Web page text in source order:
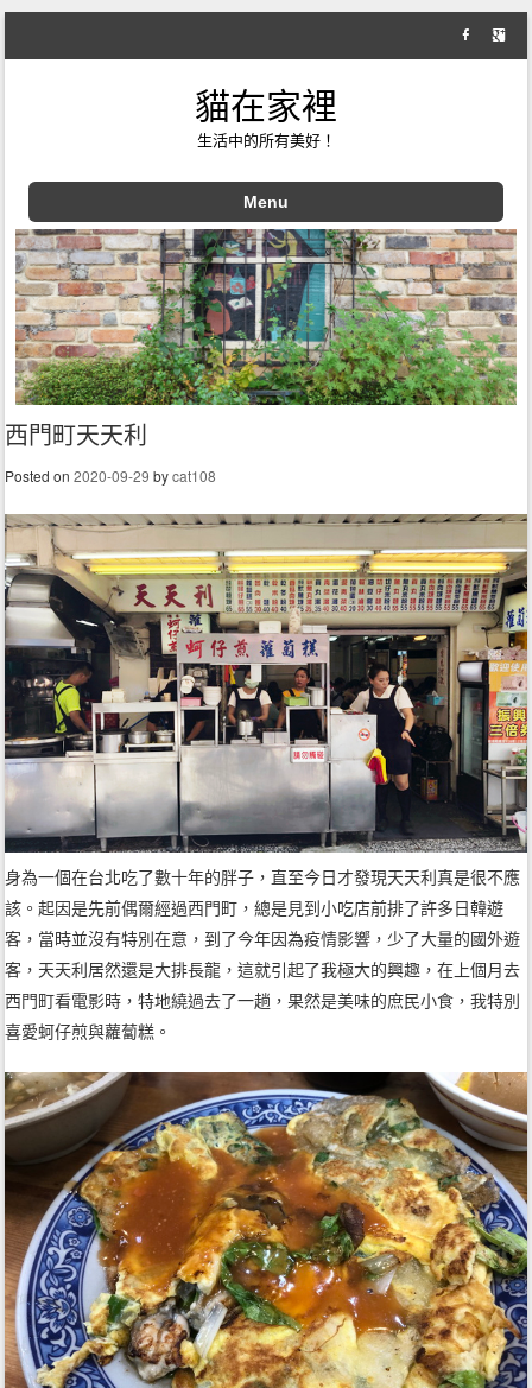
貓在家裡
生活中的所有美好！
Menu
Skip to content
西門町天天利
Posted on2020-09-29 bycat108
身為一個在台北吃了數十年的胖子，直至今日才發現天天利真是很不應
該。起因是先前偶爾經過西門町，總是見到小吃店前排了許多日韓遊
客，當時並沒有特別在意，到了今年因為疫情影響，少了大量的國外遊
客，天天利居然還是大排長龍，這就引起了我極大的興趣，在上個月去
西門町看電影時，特地繞過去了一趟，果然是美味的庶民小食，我特別
喜愛蚵仔煎與蘿蔔糕。